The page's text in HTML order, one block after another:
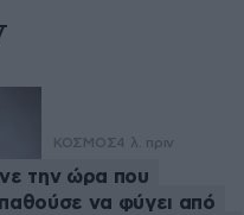
ΚΟΣΜΟΣ4 λ. πριν
την ώρα που
να φύγει από